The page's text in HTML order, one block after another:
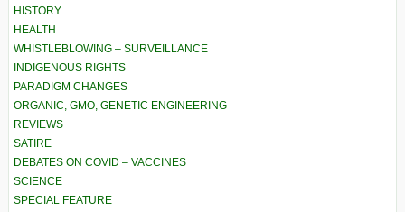
HISTORY
HEALTH
WHISTLEBLOWING – SURVEILLANCE
INDIGENOUS RIGHTS
PARADIGM CHANGES
ORGANIC, GMO, GENETIC ENGINEERING
REVIEWS
SATIRE
DEBATES ON COVID – VACCINES
SCIENCE
SPECIAL FEATURE